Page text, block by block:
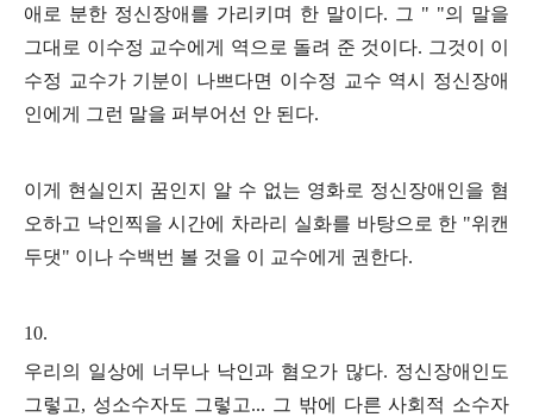
애로 분한 정신장애를 가리키며 한 말이다. 그 " "의 말을
그대로 이수정 교수에게 역으로 돌려 준 것이다. 그것이 이
수정 교수가 기분이 나쁘다면 이수정 교수 역시 정신장애
인에게 그런 말을 퍼부어선 안 된다.
이게 현실인지 꿈인지 알 수 없는 영화로 정신장애인을 혐
오하고 낙인찍을 시간에 차라리 실화를 바탕으로 한 "위캔
두댓" 이나 수백번 볼 것을 이 교수에게 권한다.
10.
우리의 일상에 너무나 낙인과 혐오가 많다. 정신장애인도
그렇고, 성소수자도 그렇고... 그 밖에 다른 사회적 소수자